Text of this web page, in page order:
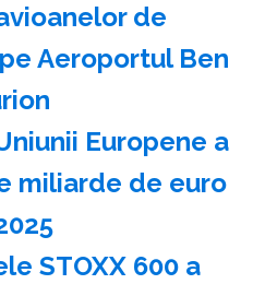
de
Aeroportul Ben
Europene a
miliarde de euro
STOXX 600 a